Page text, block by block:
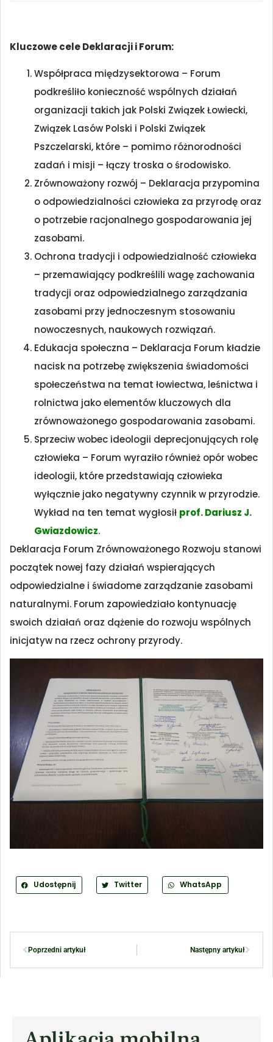
Kluczowe cele Deklaracji i Forum:
Współpraca międzysektorowa – Forum
podkreśliło konieczność wspólnych działań
organizacji takich jak Polski Związek Łowiecki,
Związek Lasów Polski i Polski Związek
Pszczelarski, które – pomimo różnorodności
zadań i misji – łączy troska o środowisko.
Zrównoważony rozwój – Deklaracja przypomina
o odpowiedzialności człowieka za przyrodę oraz
o potrzebie racjonalnego gospodarowania jej
zasobami.
Ochrona tradycji i odpowiedzialność człowieka
– przemawiający podkreślili wagę zachowania
tradycji oraz odpowiedzialnego zarządzania
zasobami przy jednoczesnym stosowaniu
nowoczesnych, naukowych rozwiązań.
Edukacja społeczna – Deklaracja Forum kładzie
nacisk na potrzebę zwiększenia świadomości
społeczeństwa na temat łowiectwa, leśnictwa i
rolnictwa jako elementów kluczowych dla
zrównoważonego gospodarowania zasobami.
Sprzeciw wobec ideologii deprecjonujących rolę
człowieka – Forum wyraziło również opór wobec
ideologii, które przedstawiają człowieka
wyłącznie jako negatywny czynnik w przyrodzie.
Wykład na ten temat wygłosił prof. Dariusz J.
Gwiazdowicz.
Deklaracja Forum Zrównoważonego Rozwoju stanowi
początek nowej fazy działań wspierających
odpowiedzialne i świadome zarządzanie zasobami
naturalnymi. Forum zapowiedziało kontynuację
swoich działań oraz dążenie do rozwoju wspólnych
inicjatyw na rzecz ochrony przyrody.
Udostępnij Twitter WhatsApp
Poprzedni artykuł Następny artykuł